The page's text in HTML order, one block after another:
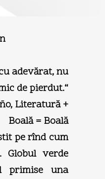
adevărat, nu
de pierdut.“
Literatură +
Boală = Boală
pe rînd cum
verde
primise una